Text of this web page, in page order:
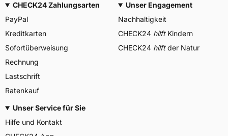
CHECK24 Zahlungsarten
PayPal
Kreditkarten
Sofortüberweisung
Rechnung
Lastschrift
Ratenkauf
Unser Engagement
Nachhaltigkeit
CHECK24 hilftKindern
CHECK24 hilftder Natur
Unser Service für Sie
Hilfe und Kontakt